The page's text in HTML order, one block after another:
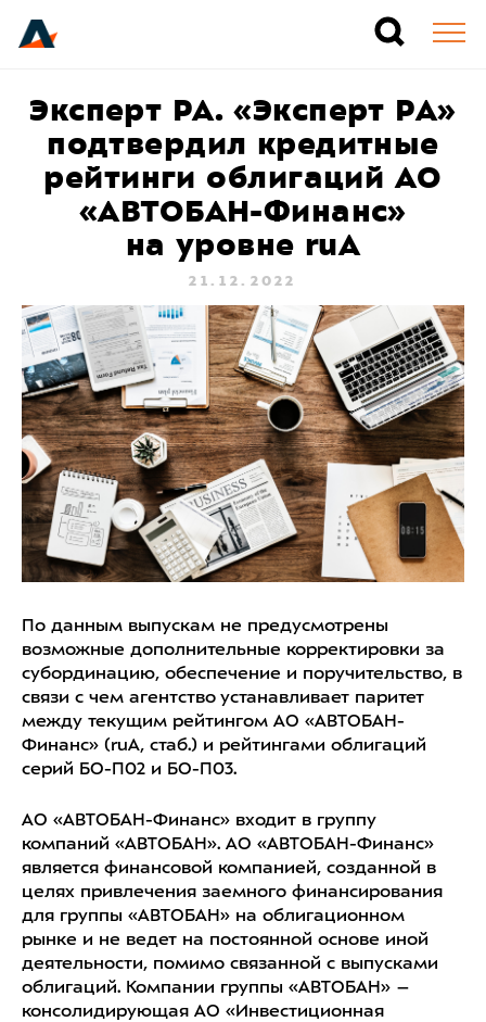
Эксперт РА. «Эксперт РА»
подтвердил кредитные
рейтинги облигаций АО
«АВТОБАН-Финанс»
на уровне ruA
21.12.2022
По данным выпускам не предусмотрены
возможные дополнительные корректировки за
субординацию, обеспечение и поручительство, в
связи с чем агентство устанавливает паритет
между текущим рейтингом АО «АВТОБАН-
Финанс» (ruA, стаб.) и рейтингами облигаций
серий БО-П02 и БО-П03.
АО «АВТОБАН-Финанс» входит в группу
компаний «АВТОБАН». АО «АВТОБАН-Финанс»
является финансовой компанией, созданной в
целях привлечения заемного финансирования
для группы «АВТОБАН» на облигационном
рынке и не ведет на постоянной основе иной
деятельности, помимо связанной с выпусками
облигаций. Компании группы «АВТОБАН» –
консолидирующая АО «Инвестиционная